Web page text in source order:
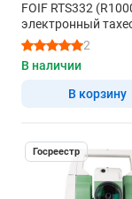
FOIF RTS332
электронный
2
В наличии
В корзину
Госреестр